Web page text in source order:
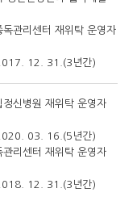
독관리센터 재위탁 운영자
12. 31.(3년간)
정신병원 재위탁 운영자
03. 16.(5년간)
관리센터 재위탁 운영자
12. 31.(3년간)